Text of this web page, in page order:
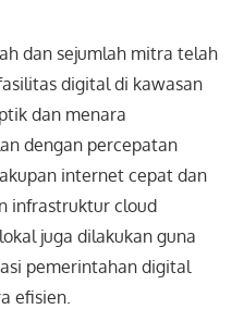
dan sejumlah mitra telah
digital di kawasan
dan menara
dengan percepatan
internet cepat dan
infrastruktur cloud
juga dilakukan guna
pemerintahan digital
efisien.